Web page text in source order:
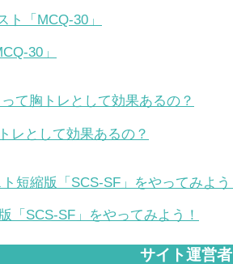
30」
レとして効果あるの？
「SCS-SF」をやってみよう！
サイト運営者